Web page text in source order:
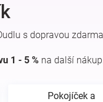
s dopravou
1 - 5 % na další
Pokojíček a